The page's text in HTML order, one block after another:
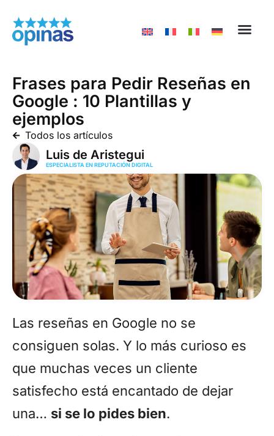
Todos los artículos
Frases para Pedir Reseñas en
Google : 10 Plantillas y
ejemplos
Luis de Aristegui
ESPECIALISTA EN REPUTACIÓN DIGITAL
Las reseñas en Google no se
consiguen solas. Y lo más curioso es
que muchas veces un cliente
satisfecho está encantado de dejar
una… si se lo pides bien.